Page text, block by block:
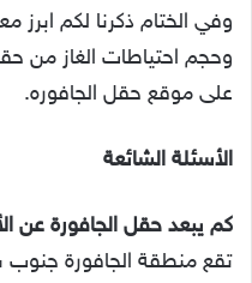
وفي الختام ذكرنا لكم ابرز
وحجم احتياطات الغاز من
على موقع حقل الجافوره.
الأسئلة الشائعة
كم يبعد حقل الجافورة عن
تقع منطقة الجافورة